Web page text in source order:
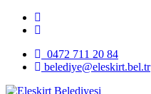
0472 711 20 84
belediye@eleskirt.bel.tr